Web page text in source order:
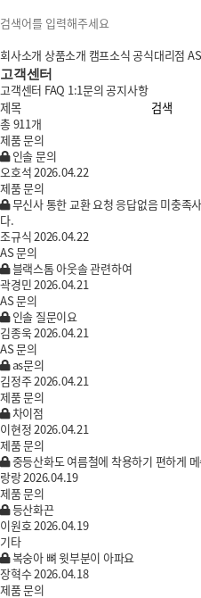
회사소개 상품소개 캠프소식 공식대리점
고객센터
고객센터 FAQ 1:1문의 공지사항
검색
총 911개
제품 문의
인솔 문의
오호석 2026.04.22
제품 문의
무신사 통한 교환 요청 응답없음 미충족
다.
조규식 2026.04.22
AS 문의
블랙스톰 아웃솔 관련하여
곽경민 2026.04.21
AS 문의
인솔 질문이요
김종욱2026.04.21
AS 문의
as문의
김정주2026.04.21
제품 문의
차이점
이현정 2026.04.21
제품 문의
중등산화도 여름철에 착용하기 편하게
랑랑2026.04.19
제품 문의
등산화끈
이원호2026.04.19
기타
복숭아 뼈 윗부분이 아파요
장혁수2026.04.18
제품 문의